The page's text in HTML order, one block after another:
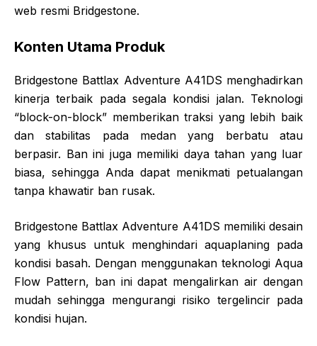
web resmi Bridgestone.
Konten Utama Produk
Bridgestone Battlax Adventure A41DS menghadirkan
kinerja terbaik pada segala kondisi jalan. Teknologi
“block-on-block” memberikan traksi yang lebih baik
dan stabilitas pada medan yang berbatu atau
berpasir. Ban ini juga memiliki daya tahan yang luar
biasa, sehingga Anda dapat menikmati petualangan
tanpa khawatir ban rusak.
Bridgestone Battlax Adventure A41DS memiliki desain
yang khusus untuk menghindari aquaplaning pada
kondisi basah. Dengan menggunakan teknologi Aqua
Flow Pattern, ban ini dapat mengalirkan air dengan
mudah sehingga mengurangi risiko tergelincir pada
kondisi hujan.